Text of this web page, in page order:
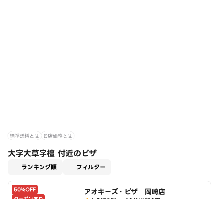
標準送料とは お店価格とは
大字大草字檀 付近のピザ
ランキング順 フィルター
50%OFF
アオキーズ・ピザ 岡崎店